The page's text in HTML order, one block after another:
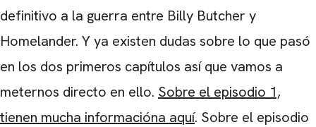
definitivo a la guerra entre Billy Butcher y
Homelander. Y ya existen dudas sobre lo que pasó
en los dos primeros capítulos así que vamos a
meternos directo en ello. Sobre el episodio 1,
tienen mucha informacióna aquí. Sobre el episodio